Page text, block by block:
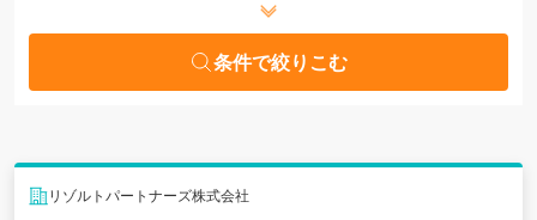
条件で絞りこむ
リゾルトパートナーズ株式会社